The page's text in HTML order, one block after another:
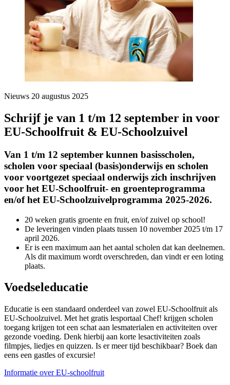
Nieuws 20 augustus 2025
Schrijf je van 1 t/m 12 september in voor
EU-Schoolfruit & EU-Schoolzuivel
Van 1 t/m 12 september kunnen basisscholen,
scholen voor speciaal (basis)onderwijs en scholen
voor voortgezet speciaal onderwijs zich inschrijven
voor het EU-Schoolfruit- en groenteprogramma
en/of het EU-Schoolzuivelprogramma 2025-2026.
20 weken gratis groente en fruit, en/of zuivel op school!
De leveringen vinden plaats tussen 10 november 2025 t/m 17
april 2026.
Er is een maximum aan het aantal scholen dat kan deelnemen.
Als dit maximum wordt overschreden, dan vindt er een loting
plaats.
Voedseleducatie
Educatie is een standaard onderdeel van zowel EU-Schoolfruit als
EU-Schoolzuivel. Met het gratis lesportaal Chef! krijgen scholen
toegang krijgen tot een schat aan lesmaterialen en activiteiten over
gezonde voeding. Denk hierbij aan korte lesactiviteiten zoals
filmpjes, liedjes en quizzen. Is er meer tijd beschikbaar? Boek dan
eens een gastles of excursie!
Informatie over EU-schoolfruit